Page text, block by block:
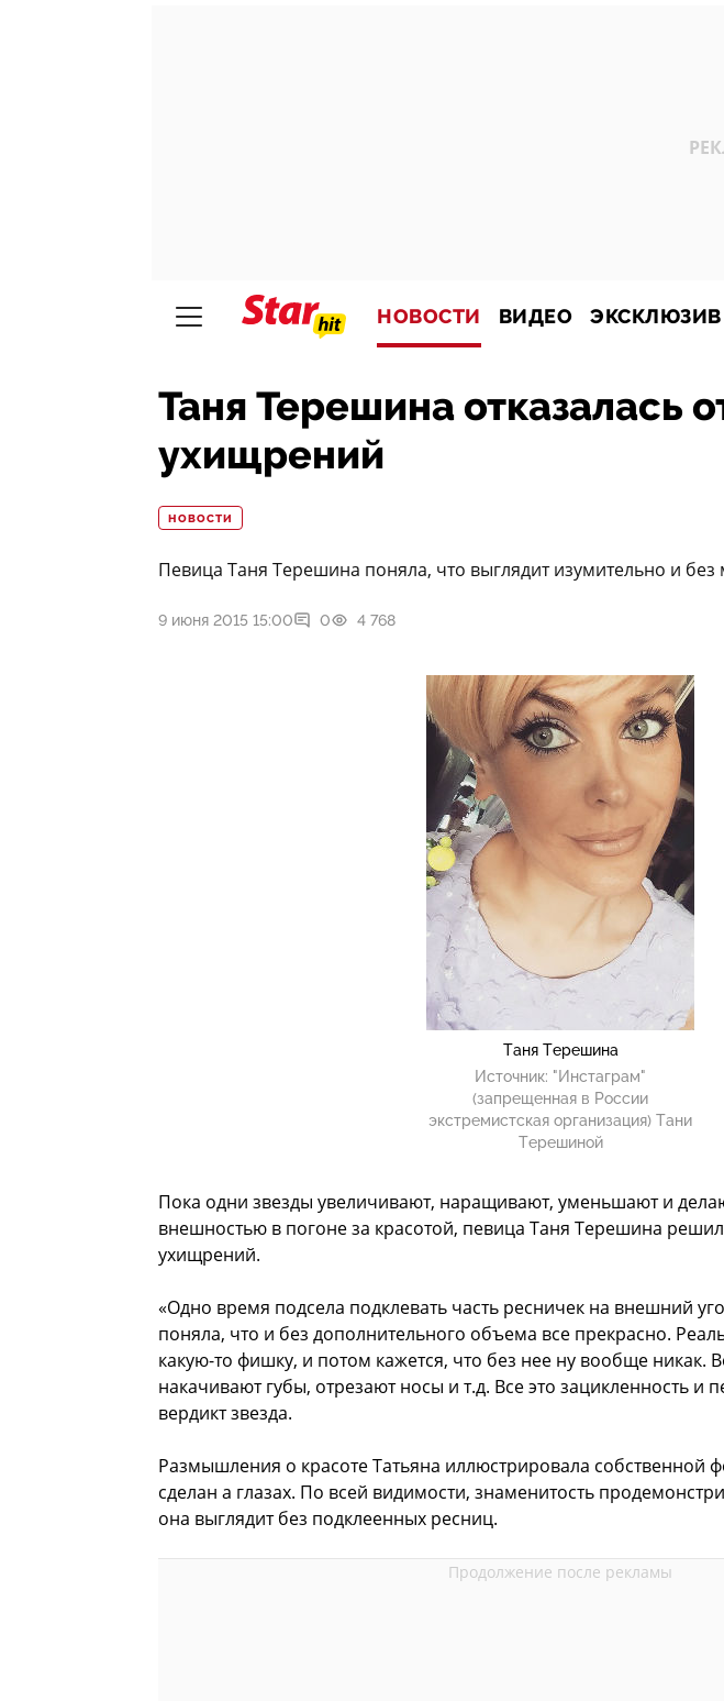
НОВОСТИ ВИДЕО ЭКСКЛЮЗИВ
Таня Терешина отказалась
ухищрений
НОВОСТИ
Певица Таня Терешина поняла, что выглядит изумительно и
9 июня 2015 15:00 0 4 768
Таня Терешина
Источник: "Инстаграм"
(запрещенная в России
экстремистская организация) Тани
Терешиной
Пока одни звезды увеличивают, наращивают, уменьшают и
внешностью в погоне за красотой, певица Таня Терешина
ухищрений.
«Одно время подсела подклевать часть ресничек на внешний
поняла, что и без дополнительного объема все прекрасно.
какую-то фишку, и потом кажется, что без нее ну вообще никак.
накачивают губы, отрезают носы и т.д. Все это зацикленность и
вердикт звезда.
Размышления о красоте Татьяна иллюстрировала собственной
сделан а глазах. По всей видимости, знаменитость
она выглядит без подклеенных ресниц.